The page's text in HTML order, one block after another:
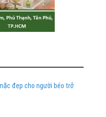
đẹp cho người béo trở